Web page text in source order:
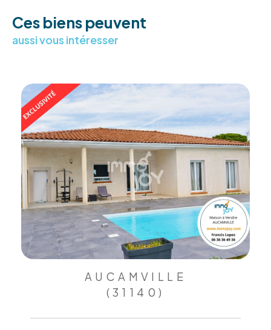
Ces biens peuvent
aussi vous intéresser
AUCAMVILLE
(31140)